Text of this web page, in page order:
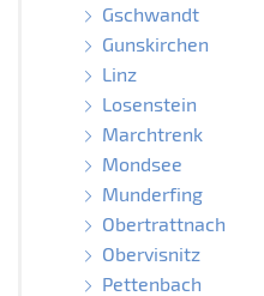
Gschwandt
Gunskirchen
Linz
Losenstein
Marchtrenk
Mondsee
Munderfing
Obertrattnach
Obervisnitz
Pettenbach